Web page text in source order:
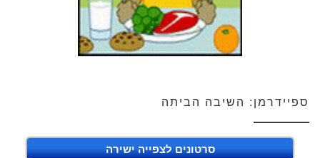
ספיידרמן: השיבה הביתה
סרטונים לצפייה ישירה